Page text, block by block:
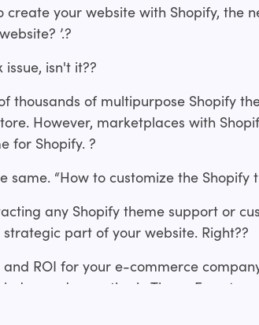
your website with Shopify, the
’.?
isn't it??
thousands of multipurpose Shopify
However, marketplaces with
for Shopify. ?
same. “How to customize the Shopify
any Shopify theme support or
part of your website. Right??
and ROI for your e-commerce
and expertise in ThemeForest
have covered you from making